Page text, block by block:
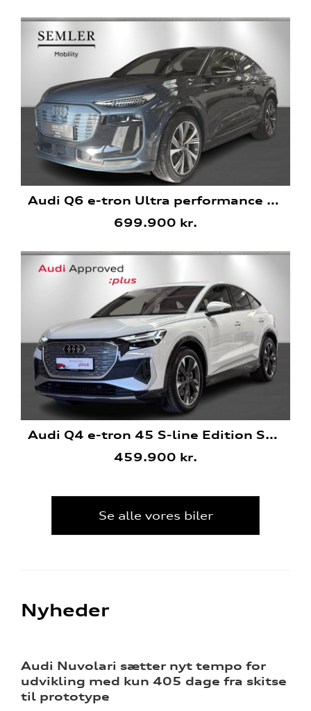
Audi Q6 e-tron Ultra performance Sportback
699.900 kr.
Audi Q4 e-tron 45 S-line Edition Sportback
459.900 kr.
Se alle vores biler
Nyheder
Audi Nuvolari sætter nyt tempo for
udvikling med kun 405 dage fra skitse
til prototype